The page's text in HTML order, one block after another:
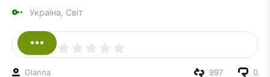
Україна, Світ
Olanna 0
997